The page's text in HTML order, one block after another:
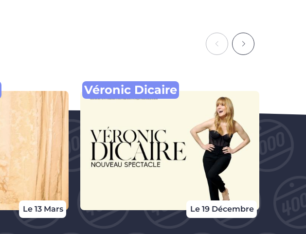
Le 13 Mars Le 19 Décembre
Véronic Dicaire